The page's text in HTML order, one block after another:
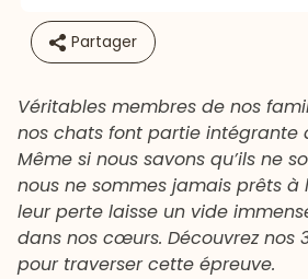
Partager
Véritables membres de nos
nos chats font partie intégrante
Même si nous savons qu’ils ne
nous ne sommes jamais prêts
leur perte laisse un vide
dans nos cœurs. Découvrez nos
pour traverser cette épreuve.